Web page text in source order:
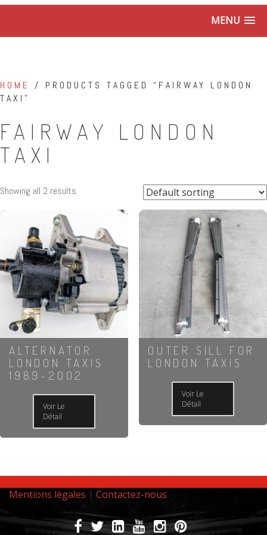
MENU
HOME / PRODUCTS TAGGED “FAIRWAY LONDON
TAXI”
FAIRWAY LONDON
TAXI
Showing all 2 results
ALTERNATOR
LONDON TAXIS
1989-2002
Voir Le
Détail
OUTER SILL FOR
LONDON TAXIS
Voir Le
Détail
Mentions légales | Contactez-nous